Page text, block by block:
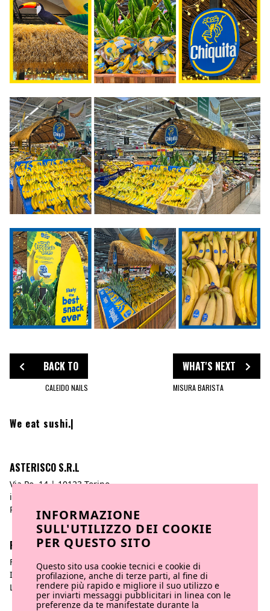
BACK TO
CALEIDO NAILS
WHAT'S NEXT
MISURA BARISTA
We eat |
ASTERISCO S.R.L
Via Po, 14 | 10123 Torino
info@asteriscocreativeagency.com
P.iva 11217100012
FOLLOW US
Facebook
Instagram
Linkedin
INFORMAZIONE
SULL'UTILIZZO DEI COOKIE
PER QUESTO SITO
Questo sito usa cookie tecnici e cookie di
profilazione, anche di terze parti, al fine di
rendere più rapido e migliore il suo utilizzo e
per inviarti messaggi pubblicitari in linea con le
preferenze da te manifestate durante la